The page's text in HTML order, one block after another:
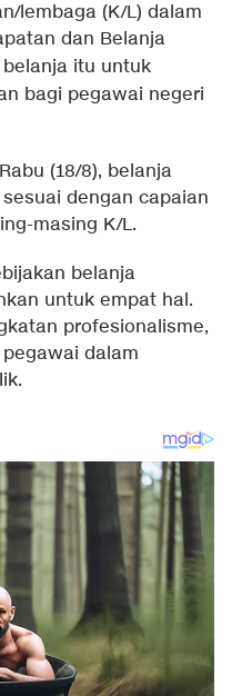
lembaga (K/L) dalam
dan Belanja
belanja itu untuk
bagi pegawai negeri
(18/8), belanja
dengan capaian
masing K/L.
belanja
untuk empat hal.
profesionalisme,
dalam